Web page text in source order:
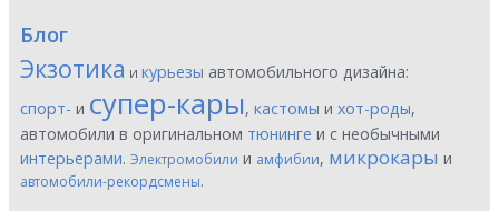
Блог
Экзотика и курьезы автомобильного дизайна:
спорт- и супер-кары, кастомы и хот-роды,
автомобили в оригинальном тюнинге и с необычными
интерьерами. Электромобили и амфибии, микрокары и
автомобили-рекордсмены.